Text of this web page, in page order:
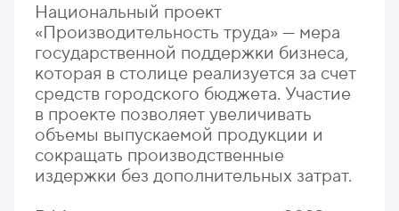
Национальный проект
«Производительность труда» — мера
государственной поддержки бизнеса,
которая в столице реализуется за счет
средств городского бюджета. Участие
в проекте позволяет увеличивать
объемы выпускаемой продукции и
сокращать производственные
издержки без дополнительных затрат.